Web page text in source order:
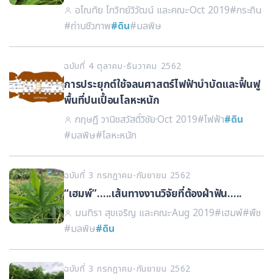
อโณทัย โกวิทย์วิวัฒน์ และคณะ·Oct 2019#กระถิน
#ถ่านชีวภาพ#ดิน#มลพิษ
ฉบับที่ 4 ตุลาคม-ธันวาคม 2562
การประยุกต์ใช้จลนศาสตร์ไฟฟ้าบำบัดและฟื้นฟู
พื้นที่ปนเปื้อนโลหะหนัก
กฤษฎี วานิชสวัสดิ์วิชัย·Oct 2019#ไฟฟ้า#ดิน
#มลพิษ#โลหะหนัก
ฉบับที่ 3 กรกฎาคม-กันยายน 2562
“เฮมพ์”…..เส้นทางงานวิจัยที่ต้องฝ่าฟัน.....
มนทิรา สุขเจริญ และคณะ·Aug 2019#เฮมพ์#พืช
#มลพิษ#ดิน
ฉบับที่ 3 กรกฎาคม-กันยายน 2562